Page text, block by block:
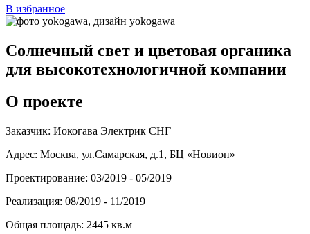
В избранное
Солнечный свет и цветовая органика
для высокотехнологичной компании
О проекте
Заказчик: Иокогава Электрик СНГ
Адрес: Москва, ул.Самарская, д.1, БЦ «Новион»
Проектирование: 03/2019 - 05/2019
Реализация: 08/2019 - 11/2019
Общая площадь: 2445 кв.м